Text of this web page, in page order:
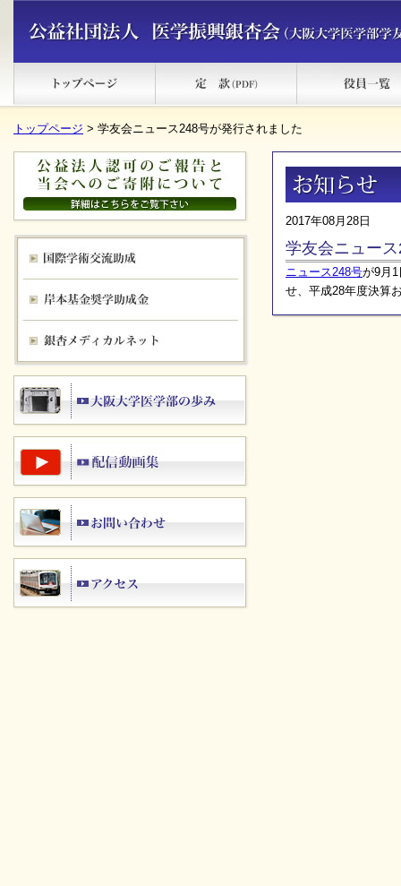
トップページ > 学友会ニュース248号が発行されました
2017年08月28日
学友会ニュー
ニュース248号が9月
せ、平成28年度決算